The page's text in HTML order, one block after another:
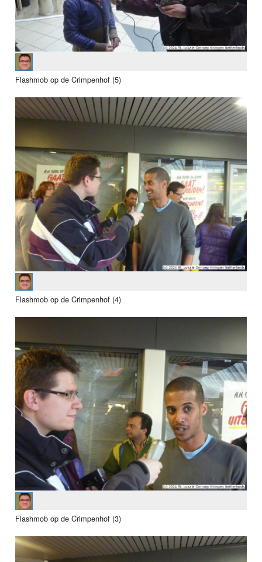
Flashmob op de Crimpenhof (5)
Flashmob op de Crimpenhof (4)
Flashmob op de Crimpenhof (3)